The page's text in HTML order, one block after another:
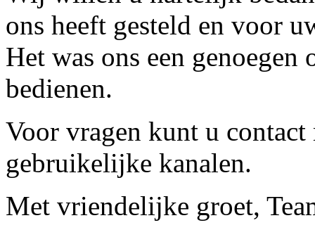
ons heeft gesteld en voor
Het was ons een
bedienen.
Voor vragen kunt u contact
gebruikelijke kanalen.
Met vriendelijke groet,